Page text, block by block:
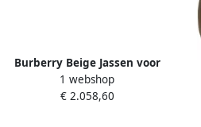
Burberry Beige Jassen voor
Vrouwen Beige Dames
1 webshop
€ 2.058,60